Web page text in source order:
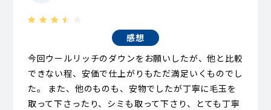
感想
今回ウールリッチのダウンをお願いしたが、他と比較
できない程、安価で仕上がりもただ満足いくものでし
た。 また、他のものも、安物でしたが丁寧に毛玉を
取って下さったり、シミも取って下さり、とても丁寧